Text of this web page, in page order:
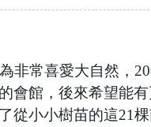
非常喜愛大自然，
會館，後來希望能
小小樹苗的這21